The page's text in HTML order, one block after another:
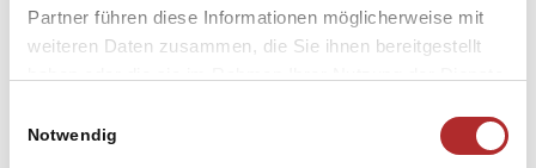
Partner führen diese Informationen möglicherweise mit
weiteren Daten zusammen, die Sie ihnen bereitgestellt
Cookies, wenn Sie unsere Webseite weiterhin nutzen.
Notwendig